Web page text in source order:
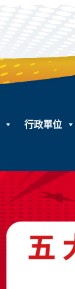
行政單位